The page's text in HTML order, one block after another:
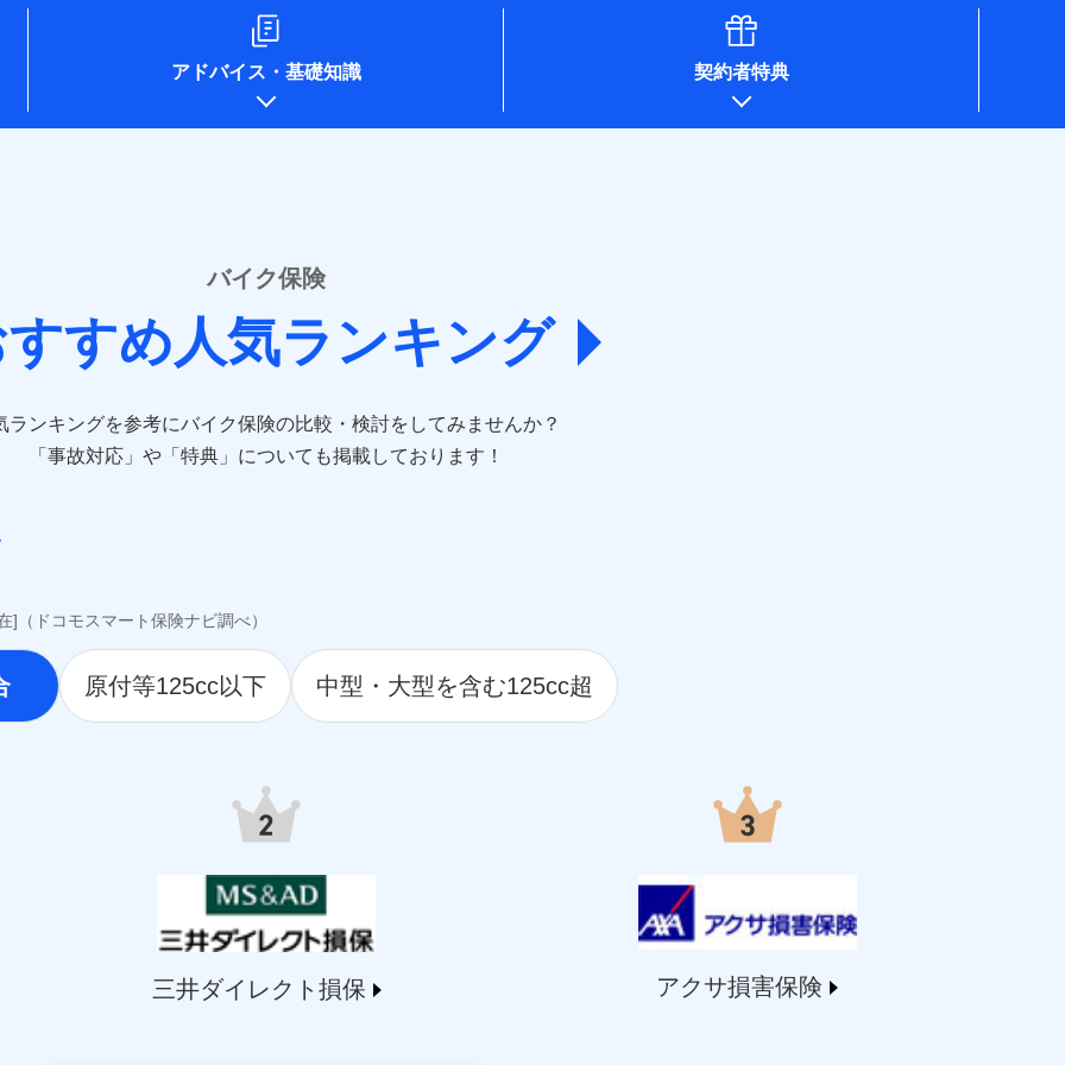
sompo.co.jp/)
design.net/)
)
ins.com/)
direct.co.jp/)
）
life.co.jp/）
）
）
www.tmn-anshin.co.jp/）
）
）
www.msa-life.co.jp/）
)
）
)
)
アドバイス ・ 基礎知識 契約者特典
バイク保険
すすめ人気ランキング
ランキングを参考にバイク保険の比較・検討をしてみませんか？
「事故対応」や「特典」についても掲載しております！
（ドコモスマート保険ナビ調べ）
原付等125cc以下 中型・大型を含む125cc超
三井ダイレクト損保 アクサ損害保険